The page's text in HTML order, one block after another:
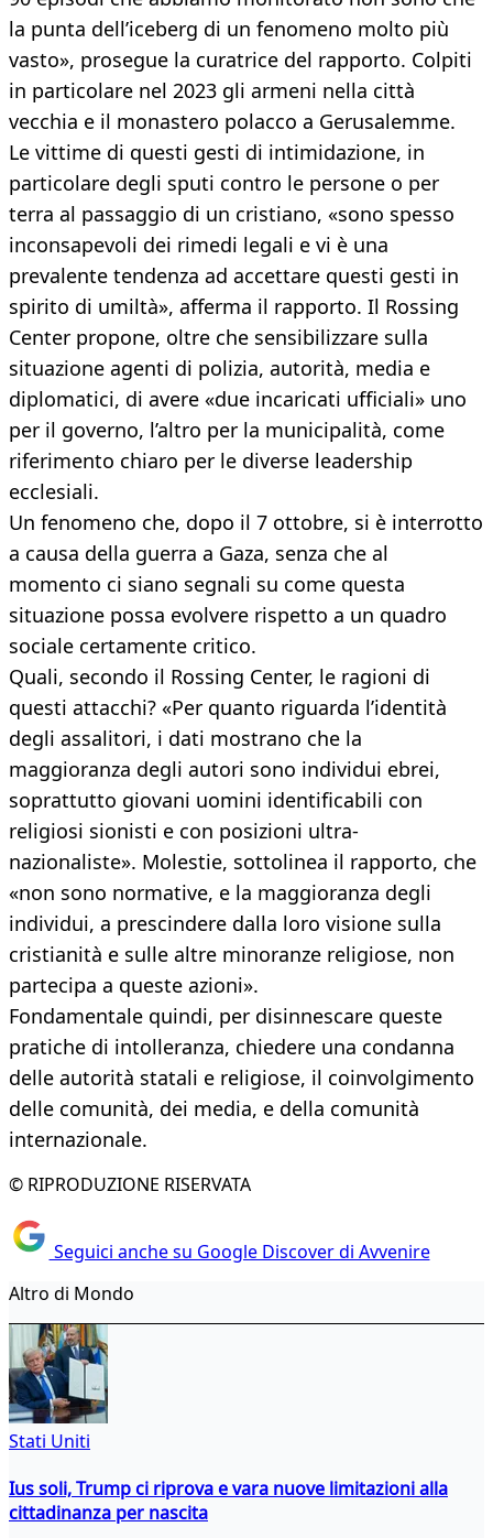
la punta dell’iceberg di un fenomeno molto più
vasto», prosegue la curatrice del rapporto. Colpiti
in particolare nel 2023 gli armeni nella città
vecchia e il monastero polacco a Gerusalemme.
Le vittime di questi gesti di intimidazione, in
particolare degli sputi contro le persone o per
terra al passaggio di un cristiano, «sono spesso
inconsapevoli dei rimedi legali e vi è una
prevalente tendenza ad accettare questi gesti in
spirito di umiltà», afferma il rapporto. Il Rossing
Center propone, oltre che sensibilizzare sulla
situazione agenti di polizia, autorità, media e
diplomatici, di avere «due incaricati ufficiali» uno
per il governo, l’altro per la municipalità, come
riferimento chiaro per le diverse leadership
ecclesiali.
Un fenomeno che, dopo il 7 ottobre, si è interrotto
a causa della guerra a Gaza, senza che al
momento ci siano segnali su come questa
situazione possa evolvere rispetto a un quadro
sociale certamente critico.
Quali, secondo il Rossing Center, le ragioni di
questi attacchi? «Per quanto riguarda l’identità
degli assalitori, i dati mostrano che la
maggioranza degli autori sono individui ebrei,
soprattutto giovani uomini identificabili con
religiosi sionisti e con posizioni ultra-
nazionaliste». Molestie, sottolinea il rapporto, che
«non sono normative, e la maggioranza degli
individui, a prescindere dalla loro visione sulla
cristianità e sulle altre minoranze religiose, non
partecipa a queste azioni».
Fondamentale quindi, per disinnescare queste
pratiche di intolleranza, chiedere una condanna
delle autorità statali e religiose, il coinvolgimento
delle comunità, dei media, e della comunità
internazionale.
© RIPRODUZIONE RISERVATA
Seguici anche su Google Discover di Avvenire
Altro di Mondo
Stati Uniti
Ius soli, Trump ci riprova e vara nuove limitazioni alla
cittadinanza per nascita